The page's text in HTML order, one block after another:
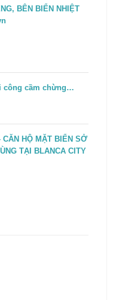
BÊN BIỂN NHIỆT
công cầm chừng…
CĂN HỘ MẶT BIỂN SỞ
TẠI BLANCA CITY